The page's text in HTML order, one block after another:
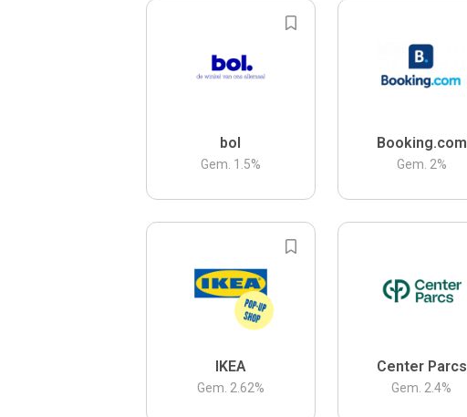
bol
Gem. 1.5%
Booking.com
Gem. 2%
IKEA
Gem. 2.62%
Center Parcs
Gem. 2.4%